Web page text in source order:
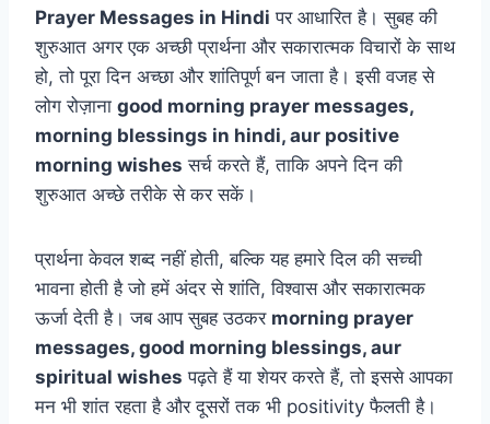
Prayer Messages in Hindi पर आधारित है। सुबह की
शुरुआत अगर एक अच्छी प्रार्थना और सकारात्मक विचारों के साथ
हो, तो पूरा दिन अच्छा और शांतिपूर्ण बन जाता है। इसी वजह से
लोग रोज़ाना good morning prayer messages,
morning blessings in hindi, aur positive
morning wishes सर्च करते हैं, ताकि अपने दिन की
शुरुआत अच्छे तरीके से कर सकें।
प्रार्थना केवल शब्द नहीं होती, बल्कि यह हमारे दिल की सच्ची
भावना होती है जो हमें अंदर से शांति, विश्वास और सकारात्मक
ऊर्जा देती है। जब आप सुबह उठकर morning prayer
messages, good morning blessings, aur
spiritual wishes पढ़ते हैं या शेयर करते हैं, तो इससे आपका
मन भी शांत रहता है और दूसरों तक भी positivity फैलती है।